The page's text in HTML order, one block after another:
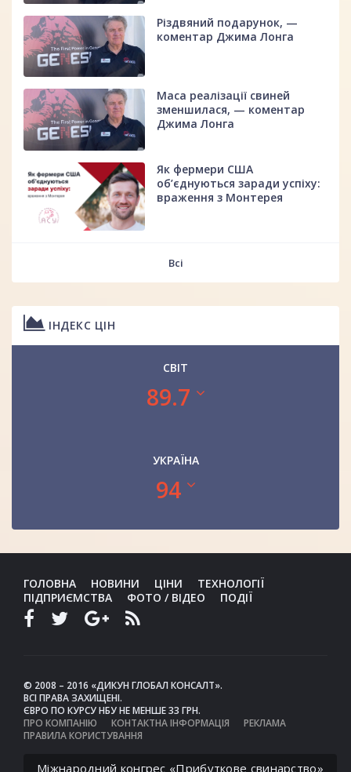
Різдвяний подарунок, —
коментар Джима Лонга
Маса реалізації свиней
зменшилася, — коментар
Джима Лонга
Як фермери США
об’єднуються заради успіху:
враження з Монтерея
Всі
ІНДЕКС ЦІН
СВІТ
89.7
УКРАЇНА
94
ГОЛОВНА НОВИНИ ЦІНИ
ТЕХНОЛОГІЇ
ПІДПРИЄМСТВА
ФОТО / ВІДЕО ПОДІЇ
© 2008 – 2016 «ДИКУН ГЛОБАЛ КОНСАЛТ».
ВСІ ПРАВА ЗАХИЩЕНІ.
ЄВРО ПО КУРСУ НБУ НЕ МЕНШЕ 33 ГРН.
ПРО КОМПАНІЮ
КОНТАКТНА ІНФОРМАЦІЯ
РЕКЛАМА
ПРАВИЛА КОРИСТУВАННЯ
Міжнародний конгрес «Прибуткове свинарство»